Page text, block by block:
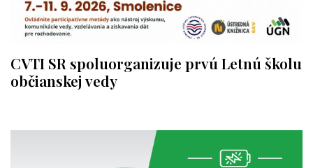
CVTI SR spoluorganizuje prvú Letnú školu
občianskej vedy